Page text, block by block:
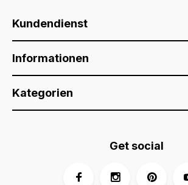
Kundendienst
Informationen
Kategorien
Get social